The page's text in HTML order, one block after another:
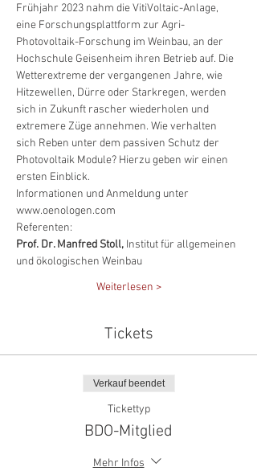
Frühjahr 2023 nahm die VitiVoltaic-Anlage,
eine Forschungsplattform zur Agri-
Photovoltaik-Forschung im Weinbau, an der
Hochschule Geisenheim ihren Betrieb auf. Die
Wetterextreme der vergangenen Jahre, wie
Hitzewellen, Dürre oder Starkregen, werden
sich in Zukunft rascher wiederholen und
extremere Züge annehmen. Wie verhalten
sich Reben unter dem passiven Schutz der
Photovoltaik Module? Hierzu geben wir einen
ersten Einblick.
Informationen und Anmeldung unter
www.oenologen.com
Referenten:
Prof. Dr. Manfred Stoll, Institut für allgemeinen
und ökologischen Weinbau
Weiterlesen >
Tickets
Verkauf beendet
Tickettyp
BDO-Mitglied
Mehr Infos